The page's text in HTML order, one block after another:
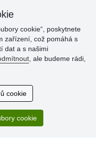
ceny. Vřele
rychlé dodání. Moc
cookie“, poskytnete
zařízení, což pomáhá s
dat a s našimi
, ale budeme rádi,
cookie
cookie